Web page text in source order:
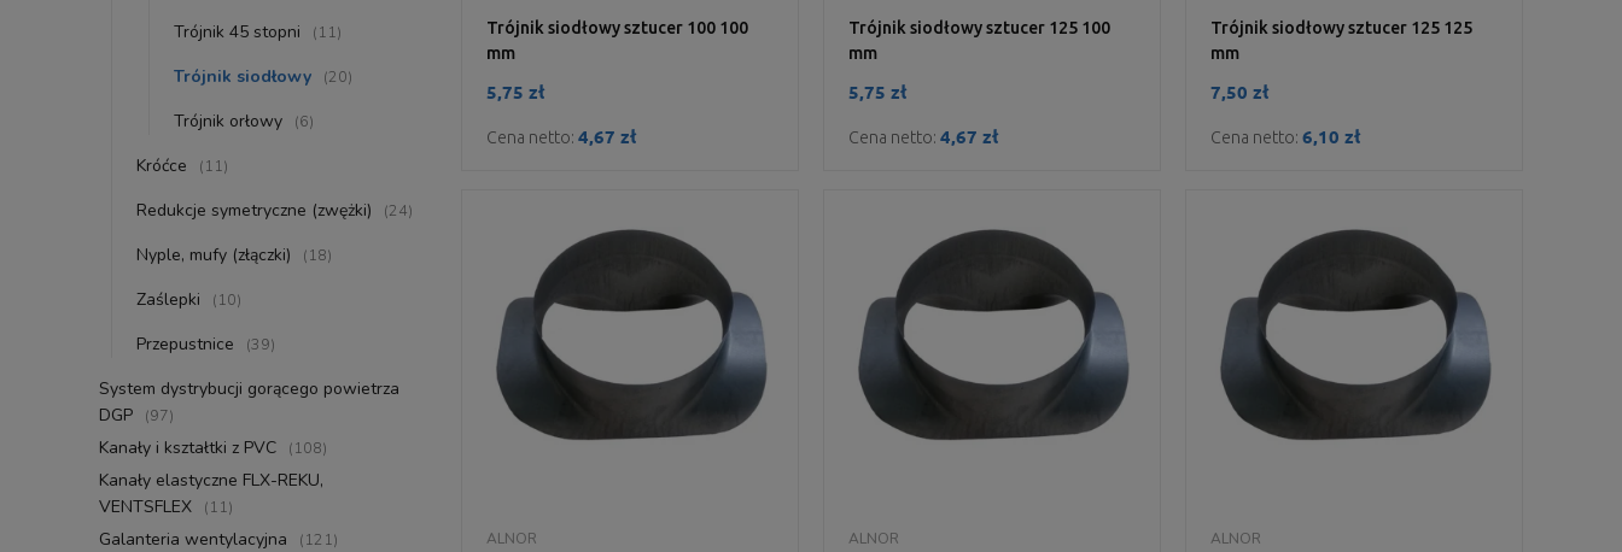
Trójnik 45 stopni (11)
Trójnik siodłowy (20)
Trójnik orłowy (6)
Króćce (11)
Redukcje symetryczne (zwężki) (24)
Nyple, mufy (złączki) (18)
Zaślepki (10)
Przepustnice (39)
System dystrybucji gorącego powietrza
DGP
(97)
Kanały i kształtki z PVC (108)
Kanały elastyczne FLX-REKU,
VENTSFLEX
(11)
Galanteria wentylacyjna (121)
Trójnik siodłowy sztucer 100 100
mm
5,75 zł
Cena netto: 4,67 zł
Trójnik siodłowy sztucer 125 100
mm
5,75 zł
Cena netto: 4,67 zł
Trójnik siodłowy sztucer 125 125
mm
7,50 zł
Cena netto: 6,10 zł
ALNOR ALNOR ALNOR